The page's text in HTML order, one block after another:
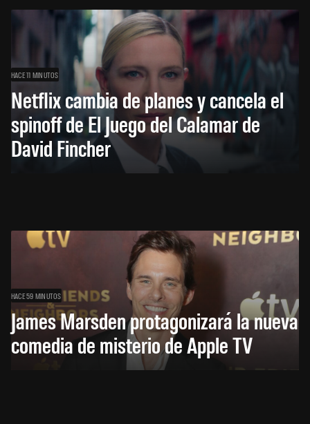
HACE 11 MINUTOS
Netflix cambia de planes y cancela el
spinoff de El Juego del Calamar de
David Fincher
HACE 59 MINUTOS
James Marsden protagonizará la nueva
comedia de misterio de Apple TV